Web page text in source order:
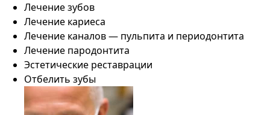
Лечение зубов
Лечение кариеса
Лечение каналов — пульпита и периодонтита
Лечение пародонтита
Эстетические реставрации
Отбелить зубы